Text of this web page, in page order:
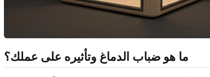
ما هو ضباب الدماغ وتأثيره على عملك؟